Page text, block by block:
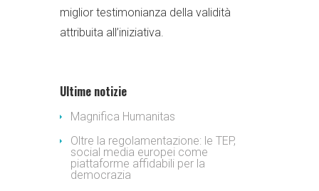
miglior testimonianza della validità
attribuita all’iniziativa.
Ultime notizie
Magnifica Humanitas
Oltre la regolamentazione: le TEP,
social media europei come
piattaforme affidabili per la
democrazia